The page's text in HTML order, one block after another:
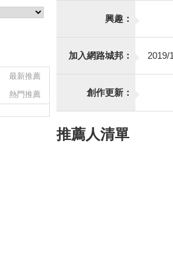
興趣：
加入網路城邦： 2019/
創作更新：
推薦人清單
最新推薦
熱門推薦